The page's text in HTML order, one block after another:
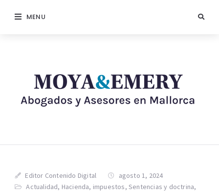
MENU
Editor Contenido Digital
agosto 1, 2024
Actualidad, Hacienda, impuestos,Sentencias y doctrina,